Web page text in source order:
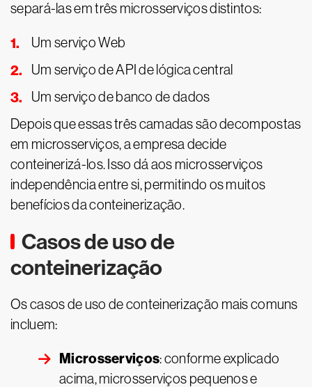
separá-las em três microsserviços distintos:
Um serviço Web
Um serviço de API de lógica central
Um serviço de banco de dados
Depois que essas três camadas são decompostas
em microsserviços, a empresa decide
conteinerizá-los. Isso dá aos microsserviços
independência entre si, permitindo os muitos
benefícios da conteinerização.
Casos de uso de
conteinerização
Os casos de uso de conteinerização mais comuns
incluem:
Microsserviços: conforme explicado
acima, microsserviços pequenos e